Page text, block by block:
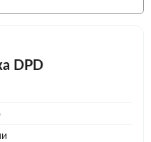
DPD